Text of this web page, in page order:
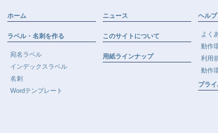
ホーム
ラベル・名刺を作る
宛名ラベル
インデックスラベル
名刺
Wordテンプレート
ニュース
このサイトについて
用紙ラインナップ
ヘルプ
よく
動作
利用
動作
プラ